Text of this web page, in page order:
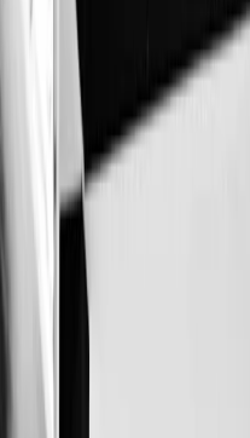
Join as a partner
Your profile
Join as a partner